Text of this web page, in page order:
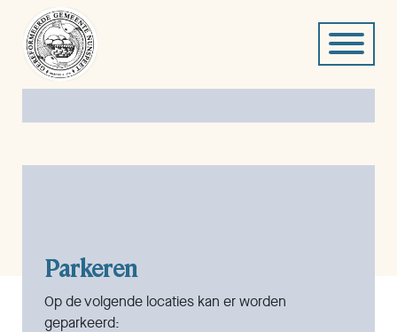
Parkeren
Op de volgende locaties kan er worden
geparkeerd: